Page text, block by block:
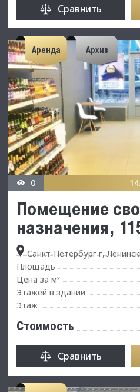
Сравнить
Аренда Архив
0
Помещение
назначения,
Санкт-Петербург г,
Площадь
Цена за м²
Этажей в здании
Этаж
Стоимость
Сравнить